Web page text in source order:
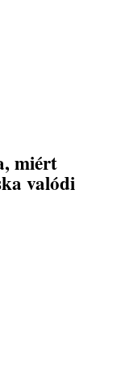
miért
valódi